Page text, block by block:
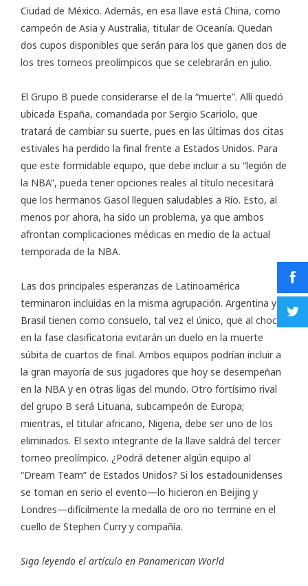
Ciudad de México. Además, en esa llave está China, como
campeón de Asia y Australia, titular de Oceanía. Quedan
dos cupos disponibles que serán para los que ganen dos de
los tres torneos preolímpicos que se celebrarán en julio.
El Grupo B puede considerarse el de la “muerte”. Allí quedó
ubicada España, comandada por Sergio Scariolo, que
tratará de cambiar su suerte, pues en las últimas dos citas
estivales ha perdido la final frente a Estados Unidos. Para
que este formidable equipo, que debe incluir a su “legión de
la NBA”, pueda tener opciones reales al título necesitará
que los hermanos Gasol lleguen saludables a Río. Esto, al
menos por ahora, ha sido un problema, ya que ambos
afrontan complicaciones médicas en medio de la actual
temporada de la NBA.
Las dos principales esperanzas de Latinoamérica
terminaron incluidas en la misma agrupación. Argentina y
Brasil tienen como consuelo, tal vez el único, que al chocar
en la fase clasificatoria evitarán un duelo en la muerte
súbita de cuartos de final. Ambos equipos podrían incluir a
la gran mayoría de sus jugadores que hoy se desempeñan
en la NBA y en otras ligas del mundo. Otro fortísimo rival
del grupo B será Lituana, subcampeón de Europa;
mientras, el titular africano, Nigeria, debe ser uno de los
eliminados. El sexto integrante de la llave saldrá del tercer
torneo preolímpico. ¿Podrá detener algún equipo al
“Dream Team” de Estados Unidos? Si los estadounidenses
se toman en serio el evento—lo hicieron en Beijing y
Londres—difícilmente la medalla de oro no termine en el
cuello de Stephen Curry y compañía.
Siga leyendo el artículo en Panamerican World